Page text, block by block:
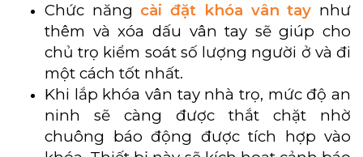
Chức năng cài đặt khóa vân tay như
thêm và xóa dấu vân tay sẽ giúp cho
chủ trọ kiểm soát số lượng người ở và đi
một cách tốt nhất.
Khi lắp khóa vân tay nhà trọ, mức độ an
ninh sẽ càng được thắt chặt nhờ
chuông báo động được tích hợp vào